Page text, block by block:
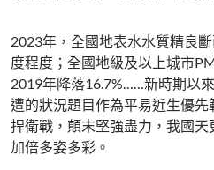
2023年，全國地表水水質精良
度程度；全國地級及以上城市
2019年降落16.7%……新時期以
遭的狀況題目作為平易近生優
捍衛戰，顛末堅強盡力，我國
加倍多姿多彩。